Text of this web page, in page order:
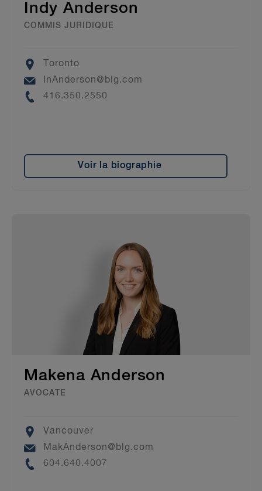
Indy Anderson
COMMIS JURIDIQUE
Location
Toronto
EmailInAnderson@blg.com
Phone
416.350.2550
Voir la biographie
Makena Anderson
AVOCATE
Location
Vancouver
EmailMakAnderson@blg.com
Phone
604.640.4007